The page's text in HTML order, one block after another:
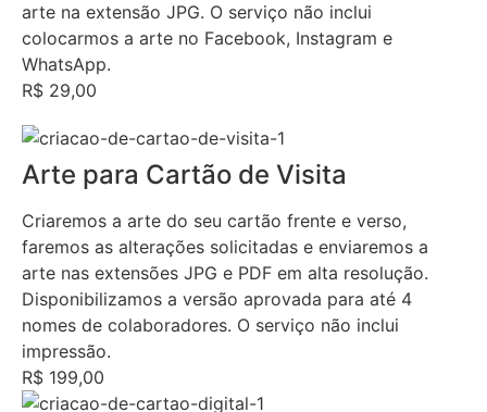
arte na extensão JPG. O serviço não inclui
colocarmos a arte no Facebook, Instagram e
WhatsApp.
R$ 29,00
Arte para Cartão de Visita
Criaremos a arte do seu cartão frente e verso,
faremos as alterações solicitadas e enviaremos a
arte nas extensões JPG e PDF em alta resolução.
Disponibilizamos a versão aprovada para até 4
nomes de colaboradores. O serviço não inclui
impressão.
R$ 199,00